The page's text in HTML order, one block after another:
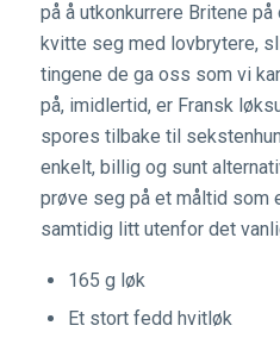
på å utkonkurrere Britene
kvitte seg med lovbrytere,
tingene de ga oss som vi
på, imidlertid, er Fransk
spores tilbake til
enkelt, billig og sunt
prøve seg på et måltid som
samtidig litt utenfor det
165 g løk
Et stort fedd hvitløk